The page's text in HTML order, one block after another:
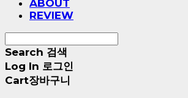
ABOUT
REVIEW
Search 검색
Log In 로그인
Cart장바구니